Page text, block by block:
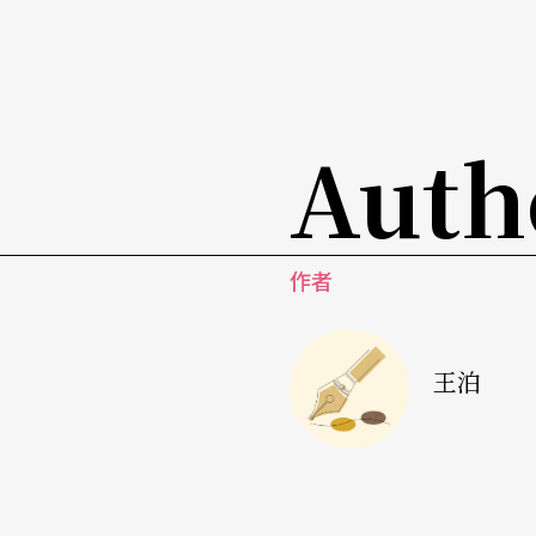
沉浸式戏剧多年来已被证明是除了音乐剧外最
这类名剧《未眠之夜》Sleep No More，外团驻
孟京辉在成都的和美先锋剧场，以近三千坪、
一。届时中国各地出现多出此类形式演出也绝不
沉浸式戏剧打破了在大剧院与黑匣子里观演的
作者
王泊